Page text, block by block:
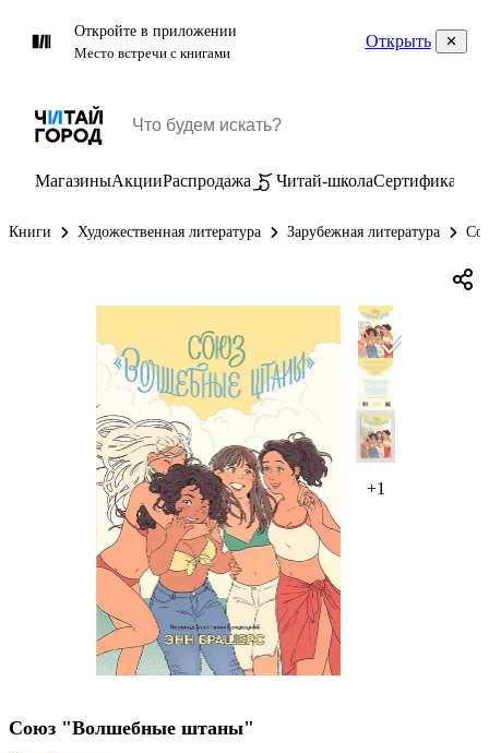
Откройте в приложении
Место встречи с книгами
Открыть
МагазиныАкцииРаспродажа Читай-школаСертификаты
Книги Художественная литература Зарубежная литература
+1
Союз "Волшебные штаны"